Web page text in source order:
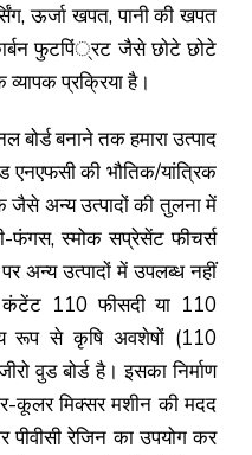
ऊर्जा खपत, पानी की खपत
फुटपिं्रट जैसे छोटे छोटे
प्रक्रिया है।
बनाने तक हमारा उत्पाद
एनएफसी की भौतिक/यांत्रिक
अन्य उत्पादों की तुलना में
फंगस, स्मोक सप्रेसेंट फीचर्स
अन्य उत्पादों में उपलब्ध नहीं
कंटेंट 110 फीसदी या 110
रूप से कृषि अवशेषों (110
वुड बोर्ड है। इसका निर्माण
कूलर मिक्सर मशीन की मदद
रेजिन का उपयोग कर